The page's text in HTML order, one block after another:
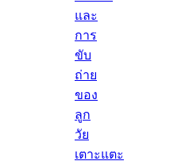
และ
การ
ขับ
ถ่าย
ของ
ลูก
วัย
เตาะแตะ